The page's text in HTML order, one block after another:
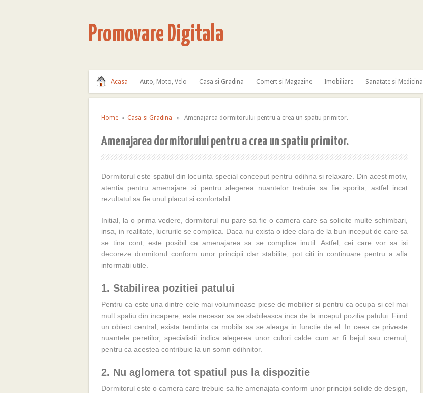
Promovare Digitala
Acasa Auto, Moto, Velo Casa si Gradina Comert si Magazine Imobiliare Sanatate si Medicina
Home » Casa si Gradina » Amenajarea dormitorului pentru a crea un spatiu primitor.
Amenajarea dormitorului pentru a crea un spatiu primitor.
Dormitorul este spatiul din locuinta special conceput pentru odihna si relaxare. Din acest motiv,
atentia pentru amenajare si pentru alegerea nuantelor trebuie sa fie sporita, astfel incat
rezultatul sa fie unul placut si confortabil.
Initial, la o prima vedere, dormitorul nu pare sa fie o camera care sa solicite multe schimbari,
insa, in realitate, lucrurile se complica. Daca nu exista o idee clara de la bun inceput de care sa
se tina cont, este posibil ca amenajarea sa se complice inutil. Astfel, cei care vor sa isi
decoreze dormitorul conform unor principii clar stabilite, pot citi in continuare pentru a afla
informatii utile.
1. Stabilirea pozitiei patului
Pentru ca este una dintre cele mai voluminoase piese de mobilier si pentru ca ocupa si cel mai
mult spatiu din incapere, este necesar sa se stabileasca inca de la inceput pozitia patului. Fiind
un obiect central, exista tendinta ca mobila sa se aleaga in functie de el. In ceea ce priveste
nuantele peretilor, specialistii indica alegerea unor culori calde cum ar fi bejul sau cremul,
pentru ca acestea contribuie la un somn odihnitor.
2. Nu aglomera tot spatiul pus la dispozitie
Dormitorul este o camera care trebuie sa fie amenajata conform unor principii solide de design,